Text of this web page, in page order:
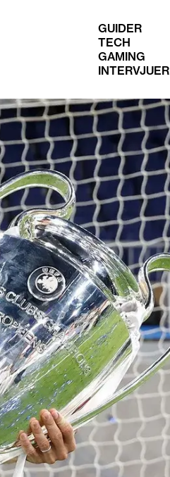
GUIDER
TECH
GAMING
INTERVJUER